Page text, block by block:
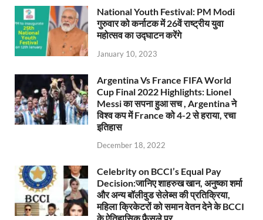
National Youth Festival: PM Modi
गुरुवार को कर्नाटक में 26वें राष्ट्रीय युवा
महोत्सव का उद्घाटन करेंगे
January 10, 2023
Argentina Vs France FIFA World
Cup Final 2022 Highlights: Lionel
Messi का सपना हुआ सच , Argentina ने
विश्व कप में France को 4-2 से हराया, रचा
इतिहास
December 18, 2022
Celebrity on BCCI’s Equal Pay
Decision:जानिए शाहरुख खान, अनुष्का शर्मा
और अन्य बॉलीवुड सेलेब्स की प्रतिक्रिया,
महिला क्रिकेटरों को समान वेतन देने के BCCI